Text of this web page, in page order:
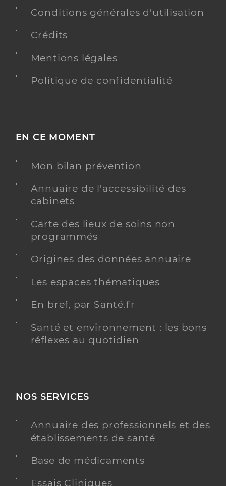
Conditions générales d'utilisation
Crédits
Mentions légales
Politique de confidentialité
EN CE MOMENT
Mon bilan prévention
Annuaire de l'accessibilité des
cabinets
Carte des lieux de soins non
programmés
Origines des données annuaire
Les espaces thématiques
En bref, par Santé.fr
Santé et environnement : les bons
réflexes au quotidien
NOS SERVICES
Annuaire des professionnels et des
établissements de santé
Base de médicaments
Essais Cliniques